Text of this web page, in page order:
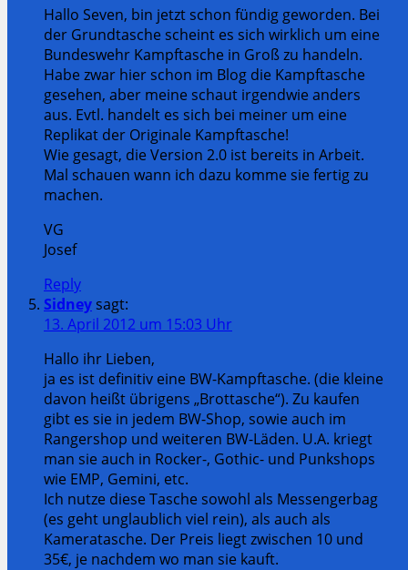
Hallo Seven, bin jetzt schon fündig geworden. Bei
der Grundtasche scheint es sich wirklich um eine
Bundeswehr Kampftasche in Groß zu handeln.
Habe zwar hier schon im Blog die Kampftasche
gesehen, aber meine schaut irgendwie anders
aus. Evtl. handelt es sich bei meiner um eine
Replikat der Originale Kampftasche!
Wie gesagt, die Version 2.0 ist bereits in Arbeit.
Mal schauen wann ich dazu komme sie fertig zu
machen.
VG
Josef
Reply
Sidneysagt:
13. April 2012 um 15:03 Uhr
Hallo ihr Lieben,
ja es ist definitiv eine BW-Kampftasche. (die kleine
davon heißt übrigens „Brottasche“). Zu kaufen
gibt es sie in jedem BW-Shop, sowie auch im
Rangershop und weiteren BW-Läden. U.A. kriegt
man sie auch in Rocker-, Gothic- und Punkshops
wie EMP, Gemini, etc.
Ich nutze diese Tasche sowohl als Messengerbag
(es geht unglaublich viel rein), als auch als
Kameratasche. Der Preis liegt zwischen 10 und
35€, je nachdem wo man sie kauft.